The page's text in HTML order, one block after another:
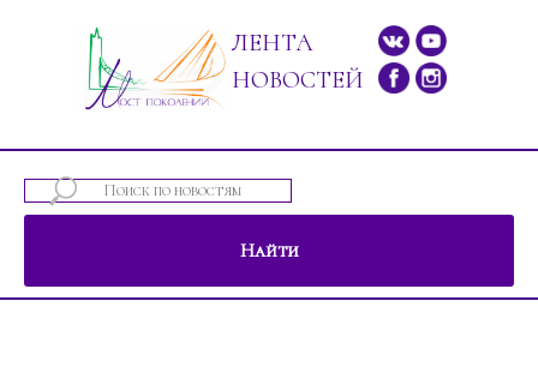
ЛЕНТА
НОВОСТЕЙ
Найти